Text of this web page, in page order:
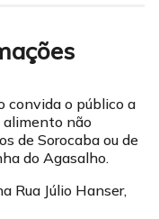
convida o público a
alimento não
de Sorocaba ou de
do Agasalho.
Rua Júlio Hanser,